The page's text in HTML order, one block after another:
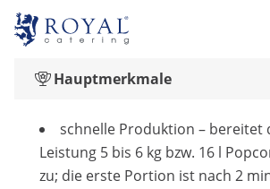
Hauptmerkmale
schnelle Produktion – bereitet
Leistung 5 bis 6 kg bzw. 16 l
zu; die erste Portion ist nach 2